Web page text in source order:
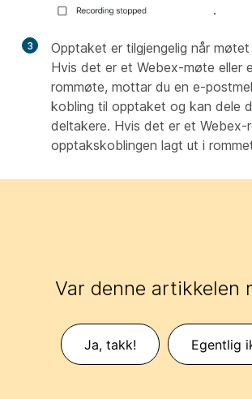
.
3
Opptaket er tilgjengelig når
Hvis det er et Webex-møte eller
rommøte, mottar du en e-
kobling til opptaket og kan dele
deltakere. Hvis det er et Webex-
opptakskoblingen lagt ut i
Var denne artikkelen
Ja, takk! Egentlig